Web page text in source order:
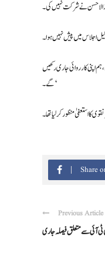
الاحسن نے شرکت نہیں کی۔
اجلاس میں پیش نہیں ہوا۔
اپنی کارروائی جاری رکھیں
گے۔ ‘
استعفیٰ منظور کر لیا تھا۔
Share
Previous Article
ٹی آئی سے متعلق فیصلہ جاری